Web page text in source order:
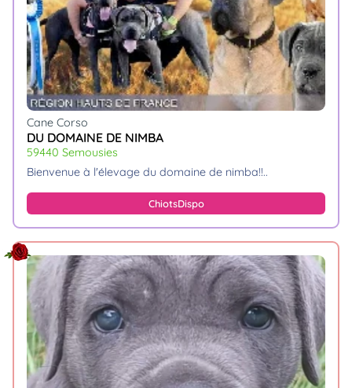
Cane Corso
DU DOMAINE DE NIMBA
59440 Semousies
bienvenue à l'élevage du domaine de nimba!!
ChiotsDispo